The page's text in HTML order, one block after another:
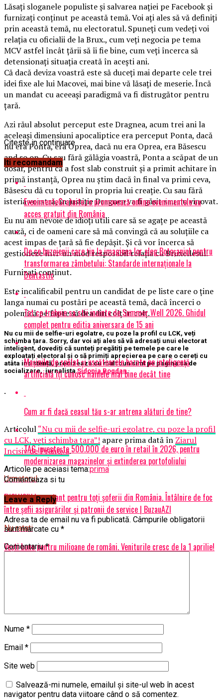
Lăsați sloganele populiste și salvarea nației pe Facebook și
furnizați conținut pe această temă. Voi ați ales să vă definiți
prin această temă, nu electoratul. Spuneți cum vedeți voi
relația cu oficialii de la Brux., cum veți negocia pe tema
MCV astfel încât țării să îi fie bine, cum veți încerca să
detensionați situația creată în acești ani.
Că dacă deviza voastră este să duceți mai departe cele trei
idei fixe ale lui Macovei, mai bine vă lăsați de meserie. Încă
un mandat cu aceeași paradigmă va fi distrugător pentru
țară.
Azi răul absolut perceput este Dragnea, acum trei ani la
aceleași dimensiuni apocaliptice era perceput Ponta, dacă
nu era Ponta, era Oprea, dacă nu era Oprea, era Băsescu
and so on. Cu sau fără gălăgia voastră, Ponta a scăpat de un
dosar, pentru că a fost slab construit și a primit achitare în
primă instanță, Oprea nu știm dacă în final va primi ceva,
Băsescu dă cu toporul în propria lui creație. Cu sau fără
isteria voastră, în justiție Dragnea va fi găsit sau nu vinovat.
Eu nu am nevoie de idioți utili care să se agațe pe această
cauză, ci de oameni care să mă convingă că au soluțiile ca
acest impas de țară să fie depășit. Și că vor încerca să
gestioneze într-un mod resposabil relația cu Bruxellesul.
Furnizați conținut.
Este incalificabil pentru un candidat de pe liste care o ține
langa numai cu postări pe această temă, dacă încerci o
polemică pe fapte să dea din colț în colț.
Nu cu mii de selfie-uri egolatre, cu poze la profil cu LCK, veți
schimba țara. Sorry, dar voi ați ales să vă adresați unui electorat
inteligent, dovediți că sunteți pregătiți pe temele pe care le
exploatați electoral și o să primiți aprecierea pe care o cereți cu
atâta insistență, precizeaza cu mult bun simt pe pagina sa de
socializare, jurnalistaSidonia Bogdan.
.
Articolul“Nu cu mii de selfie-uri egolatre, cu poze la profil
cu LCK, veți schimba țara”! apare prima dată în Ziarul
Incisiv de Prahova.
Articole pe aceiasi tema:prima
Urmatorul
EXCLUSIV Important pentru toți șoferii din România. Întâlnire de foc
între șefii asigurărilor și patronii de service | BuzauAZI
Nu ratati
Vești bune pentru milioane de români. Veniturile cresc de la 1 aprilie!
Citeste in continuare
Iti recomandam
EvenimenteGratuite.ro promovează online evenimentele cu
acces gratuit din România
De ce buzoienii care țin la imaginea lor aleg Botoșaniul pentru
transformarea zâmbetului: Standarde internaționale la
Dentastic
Tot ce trebuie sa stii inainte de Summer Well 2026. Ghidul
complet pentru editia aniversara de 15 ani
Mașinile de spălat și uscătoarele bazate pe inteligență
artificială îți cunosc hainele mai bine decât tine
Cum ar fi dacă ceasul tău s-ar antrena alături de tine?
TAG investește 500.000 de euro în retail în 2026, pentru
modernizarea magazinelor și extinderea portofoliului
Comenteaza si tu
Leave a Reply
Adresa ta de email nu va fi publicată. Câmpurile obligatorii
sunt marcate cu *
Comentariu*
Nume *
Email *
Site web
Salvează-mi numele, emailul și site-ul web în acest
navigator pentru data viitoare când o să comentez.